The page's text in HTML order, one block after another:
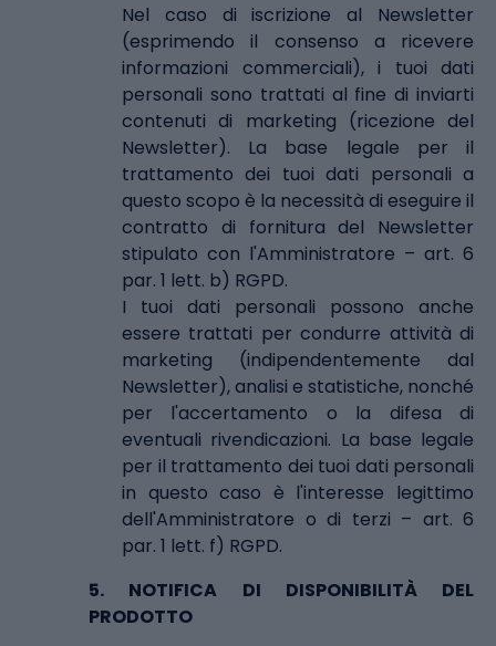
Nel caso di iscrizione al Newsletter
(esprimendo il consenso a ricevere
informazioni commerciali), i tuoi dati
personali sono trattati al fine di inviarti
contenuti di marketing (ricezione del
Newsletter). La base legale per il
trattamento dei tuoi dati personali a
questo scopo è la necessità di eseguire il
contratto di fornitura del Newsletter
stipulato con l'Amministratore – art. 6
par. 1 lett. b) RGPD.
I tuoi dati personali possono anche
essere trattati per condurre attività di
marketing (indipendentemente dal
Newsletter), analisi e statistiche, nonché
per l'accertamento o la difesa di
eventuali rivendicazioni. La base legale
per il trattamento dei tuoi dati personali
in questo caso è l'interesse legittimo
dell'Amministratore o di terzi – art. 6
par. 1 lett. f) RGPD.
5. NOTIFICA DI DISPONIBILITÀ DEL
PRODOTTO